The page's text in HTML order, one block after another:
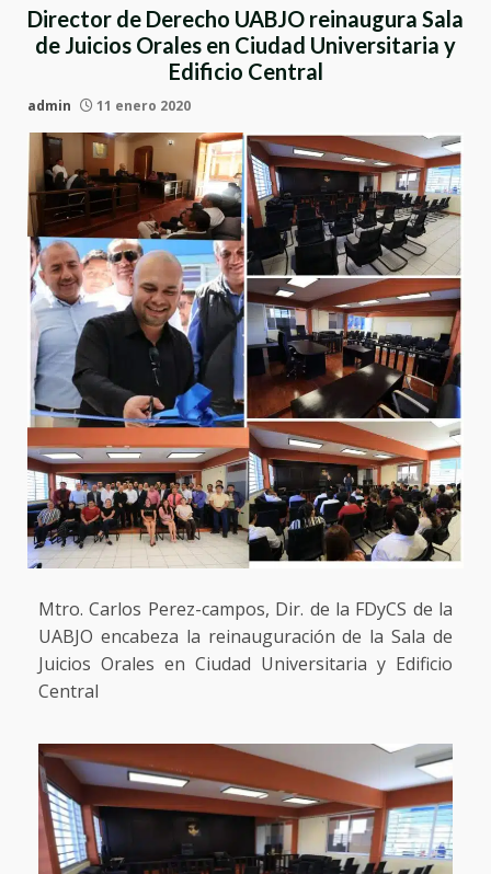
Director de Derecho UABJO reinaugura Sala
de Juicios Orales en Ciudad Universitaria y
Edificio Central
admin 11 enero 2020
Mtro. Carlos Perez-campos, Dir. de la FDyCS de la
UABJO encabeza la reinauguración de la Sala de
Juicios Orales en Ciudad Universitaria y Edificio
Central